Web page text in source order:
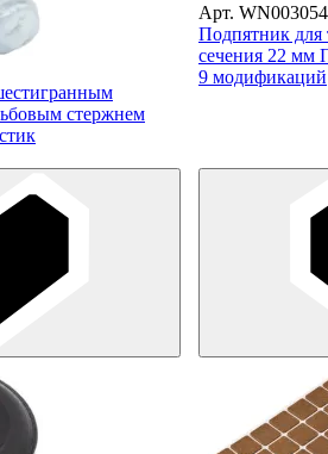
стержнем
Арт.
Подпятник для
сечения 22 мм
9 модификаций